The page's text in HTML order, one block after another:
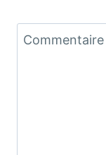
Commentaire